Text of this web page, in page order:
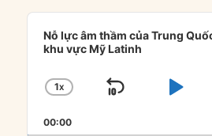
Audio
Player
Nỗ lực âm thầm của Trung
khu vực Mỹ Latinh
CHANGE
RATE
1X
SKIP
00:00